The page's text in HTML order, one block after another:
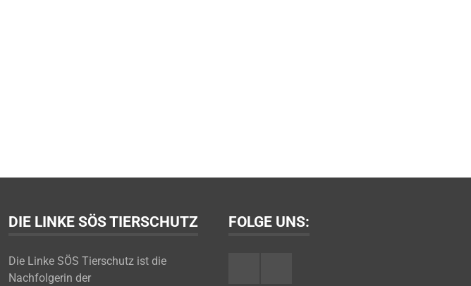
DIE LINKE SÖS TIERSCHUTZ
Die Linke SÖS Tierschutz ist die
Nachfolgerin der
FOLGE UNS: